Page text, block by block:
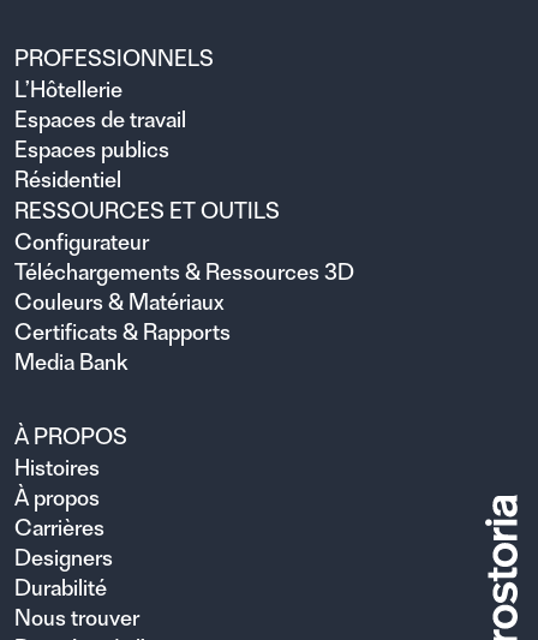
PROFESSIONNELS
L’Hôtellerie
Espaces de travail
Espaces publics
Résidentiel
RESSOURCES ET OUTILS
Configurateur
Téléchargements & Ressources 3D
Couleurs & Matériaux
Certificats & Rapports
Media Bank
À PROPOS
Histoires
À propos
Carrières
Designers
Durabilité
Nous trouver